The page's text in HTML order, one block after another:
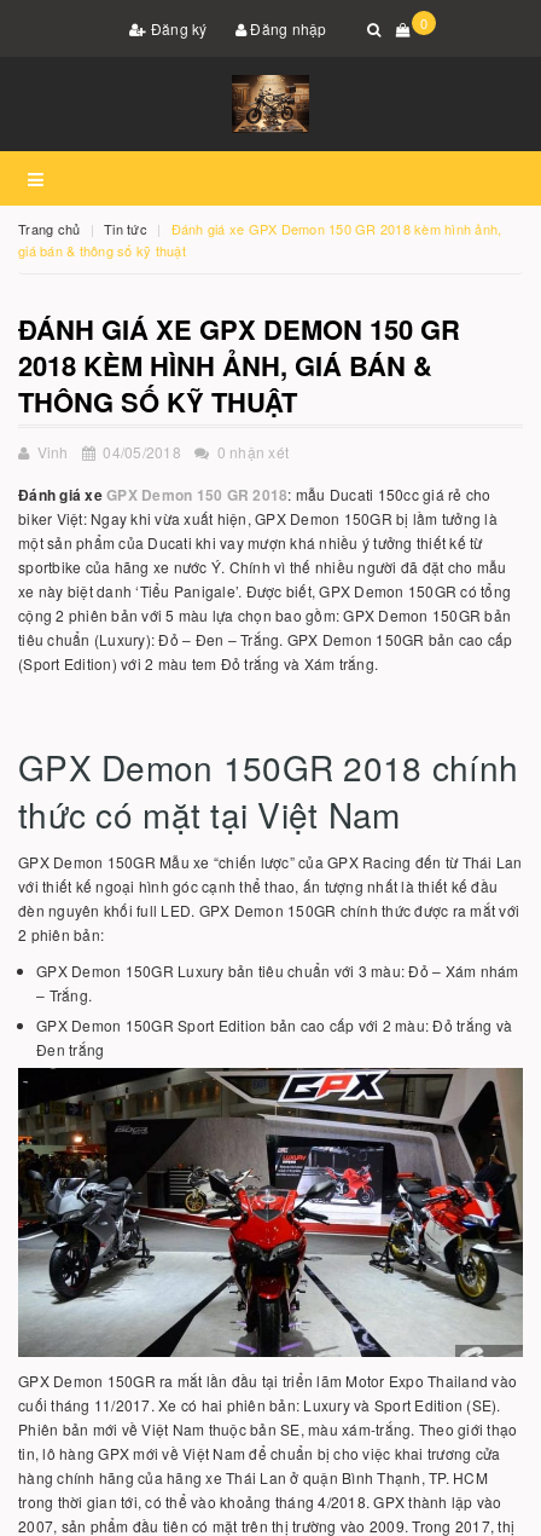
Đăng ký Đăng nhập 0
Trang chủ Tin tức
Đánh giá xe GPX Demon 150 GR 2018 kèm hình ảnh,
giá bán & thông số kỹ thuật
ĐÁNH GIÁ XE GPX DEMON 150 GR
2018 KÈM HÌNH ẢNH, GIÁ BÁN &
THÔNG SỐ KỸ THUẬT
Vinh 04/05/2018 0 nhận xét
Đánh giá xeGPX Demon 150 GR 2018: mẫu Ducati 150cc giá rẻ cho
biker Việt: Ngay khi vừa xuất hiện, GPX Demon 150GR bị lầm tưởng là
một sản phẩm của Ducati khi vay mượn khá nhiều ý tưởng thiết kế từ
sportbike của hãng xe nước Ý. Chính vì thế nhiều người đã đặt cho mẫu
xe này biệt danh ‘Tiểu Panigale’. Được biết, GPX Demon 150GR có tổng
cộng 2 phiên bản với 5 màu lựa chọn bao gồm: GPX Demon 150GR bản
tiêu chuẩn (Luxury): Đỏ – Đen – Trắng. GPX Demon 150GR bản cao cấp
(Sport Edition) với 2 màu tem Đỏ trắng và Xám trắng.
GPX Demon 150GR 2018 chính
thức có mặt tại Việt Nam
GPX Demon 150GR Mẫu xe “chiến lược” của GPX Racing đến từ Thái Lan
với thiết kế ngoại hình góc cạnh thể thao, ấn tượng nhất là thiết kế đầu
đèn nguyên khối full LED. GPX Demon 150GR chính thức được ra mắt với
2 phiên bản:
GPX Demon 150GR Luxury bản tiêu chuẩn với 3 màu: Đỏ – Xám nhám
– Trắng.
GPX Demon 150GR Sport Edition bản cao cấp với 2 màu: Đỏ trắng và
Đen trắng
GPX Demon 150GR ra mắt lần đầu tại triển lãm Motor Expo Thailand vào
cuối tháng 11/2017. Xe có hai phiên bản: Luxury và Sport Edition (SE).
Phiên bản mới về Việt Nam thuộc bản SE, màu xám-trắng. Theo giới thạo
tin, lô hàng GPX mới về Việt Nam để chuẩn bị cho việc khai trương cửa
hàng chính hãng của hãng xe Thái Lan ở quận Bình Thạnh, TP. HCM
trong thời gian tới, có thể vào khoảng tháng 4/2018. GPX thành lập vào
2007, sản phẩm đầu tiên có mặt trên thị trường vào 2009. Trong 2017, thị